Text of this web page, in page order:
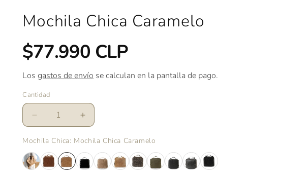
Mochila Chica Caramelo
Precio
habitual
$77.990 CLP
Losgastos de envío se calculan en la pantalla de pago.
Cantidad
Reducir
cantidad
para
Mochila
Chica
Caramelo
Aumentar
cantidad
para
Mochila
Chica
Caramelo
Mochila Chica: Mochila Chica Caramelo